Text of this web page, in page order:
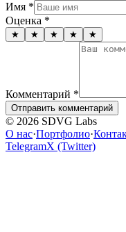
Имя *
Оценка *
★ ★ ★ ★ ★
Комментарий *
Отправить комментарий
© 2026 SDVG Labs
О нас·Портфолио·
TelegramX (Twitter)